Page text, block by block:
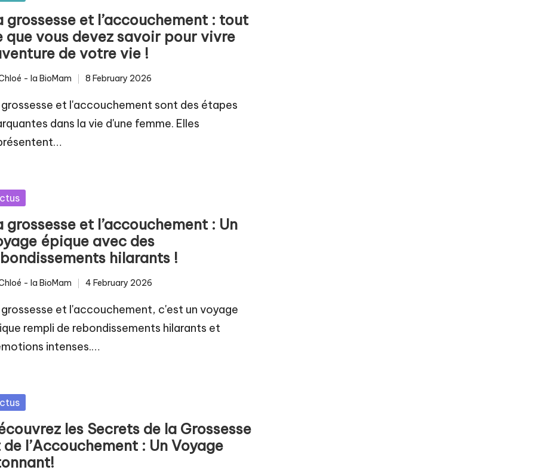
grossesse et l’accouchement : tout
que vous devez savoir pour vivre
de votre vie !
- la BioMam 8 February 2026
grossesse et l'accouchement sont des étapes
dans la vie d'une femme. Elles
grossesse et l’accouchement : Un
épique avec des
hilarants !
- la BioMam 4 February 2026
grossesse et l'accouchement, c'est un voyage
rempli de rebondissements hilarants et
intenses.…
les Secrets de la Grossesse
de l’Accouchement : Un Voyage